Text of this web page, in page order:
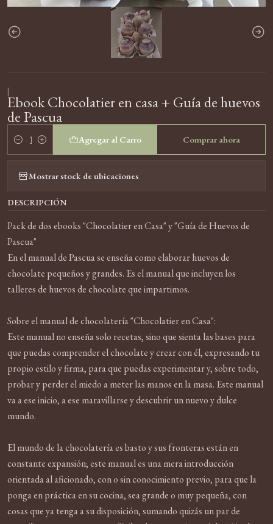
|
Ebook Chocolatier en casa + Guía de huevos
de Pascua
Cantidad
Agregar al Carro Comprar ahora
Mostrar stock de ubicaciones
DESCRIPCIÓN
Pack de dos ebooks "Chocolatier en Casa" y "Guía de Huevos de
Pascua"
En el manual de Pascua se enseña como elaborar huevos de
chocolate pequeños y grandes. Es el manual que incluyen los
talleres de huevos de chocolate que impartimos.
Sobre el manual de chocolatería "Chocolatier en Casa":
Este manual no enseña solo recetas, sino que sienta las bases para
que puedas comprender el chocolate y crear con él, expresando tu
propio estilo y firma, para que puedas experimentar y, sobre todo,
probar y perder el miedo a meter las manos en la masa. Este manual
va a ese inicio, a ese maravillarse y descubrir un nuevo y dulce
mundo.
El mundo de la chocolatería es basto y sus fronteras están en
constante expansión; este manual es una mera introducción
orientada al aficionado, con o sin conocimiento previo, para que la
ponga en práctica en su cocina, sea grande o muy pequeña, con
cosas que ya tenga a su disposición, sumando quizás un par de